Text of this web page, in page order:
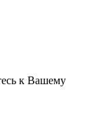
к Вашему